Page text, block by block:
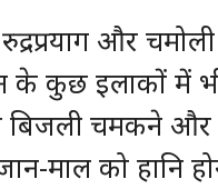
और
के कुछ इलाकों में
बिजली चमकने
माल को हानि